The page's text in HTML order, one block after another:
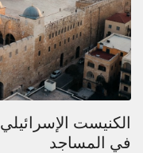
الكنيست
في المساجد